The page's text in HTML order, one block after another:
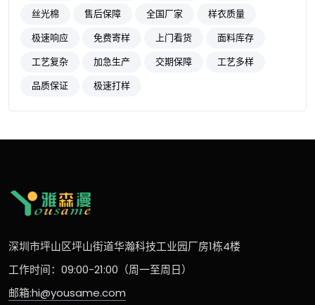
丝光棉
售后保障 全国厂家
样衣质量
极速响应
免费寄样 上门看货
面料库存
工艺复杂
加急生产 交期保障
工艺多样
品质保证
极速打样
深圳市坪山区坪山街道华瀚科技工业园厂房1栋4楼
工作时间：09:00-21:00（周一至周日）
邮箱:hi@yousame.com